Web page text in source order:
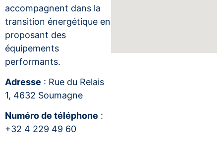
accompagnent dans la
transition énergétique en
proposant des
équipements
performants.
Adresse : Rue du Relais
1, 4632 Soumagne
Numéro de téléphone :
+32 4 229 49 60